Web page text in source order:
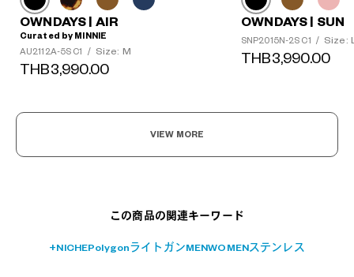
OWNDAYS | AIR
Curated by MINNIE
AU2112A-5S C1
/ Size: M
THB3,990.00
OWNDAYS | SUN
SNP2015N-2S C1 / Size:
THB3,990.00
VIEW MORE
この商品の関連キーワード
+NICHEPolygonライトガン MENWOMEN ステンレス